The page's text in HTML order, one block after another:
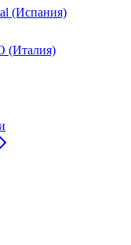
(Испания)
(Италия)